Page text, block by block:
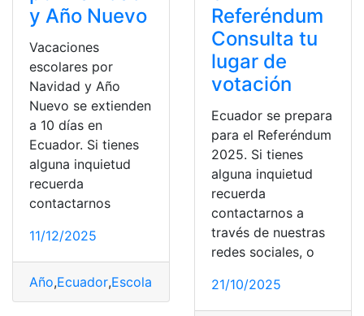
y Año Nuevo
Vacaciones
escolares por
Navidad y Año
Nuevo se extienden
a 10 días en
Ecuador. Si tienes
alguna inquietud
recuerda
contactarnos
11/12/2025
Año,Ecuador,Escolares extienden,Navidad
Referéndum
Consulta tu
lugar de
votación
Ecuador se prepara
para el Referéndum
2025. Si tienes
alguna inquietud
recuerda
contactarnos a
través de nuestras
redes sociales, o
21/10/2025